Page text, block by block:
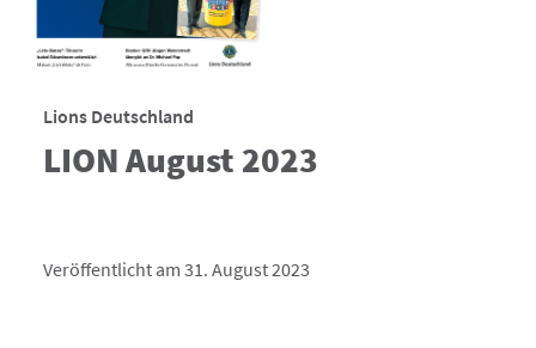
Lions Deutschland
LION August 2023
Veröffentlicht am 31. August 2023